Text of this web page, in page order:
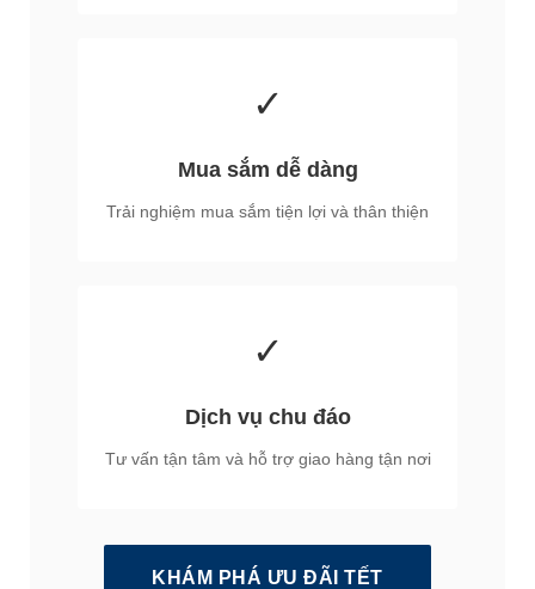
✓
Mua sắm dễ dàng
Trải nghiệm mua sắm tiện lợi và thân thiện
✓
Dịch vụ chu đáo
Tư vấn tận tâm và hỗ trợ giao hàng tận nơi
KHÁM PHÁ ƯU ĐÃI TẾT